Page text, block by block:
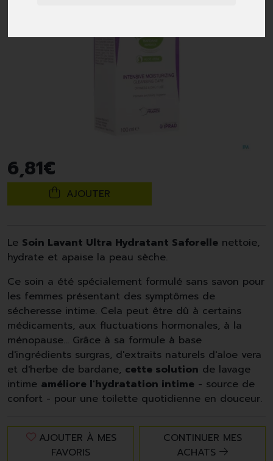
6,81€
AJOUTER
Le Soin Lavant Ultra Hydratant Saforelle nettoie,
hydrate et apaise la peau sèche.
Ce soin a été spécialement formulé sans savon pour
les femmes présentant des symptômes de
sécheresse intime. Cela peut être dû à certains
médicaments, aux fluctuations hormonales, à la
ménopause... Grâce à sa formule à base
d'ingrédients surgras, d'extraits naturels d'aloe vera
et d'herbe de bardane, cette solution de lavage
intime améliore l'hydratation intime - source de
confort - pour une toilette quotidienne en douceur.
AJOUTER À MES
FAVORIS
CONTINUER MES
ACHATS